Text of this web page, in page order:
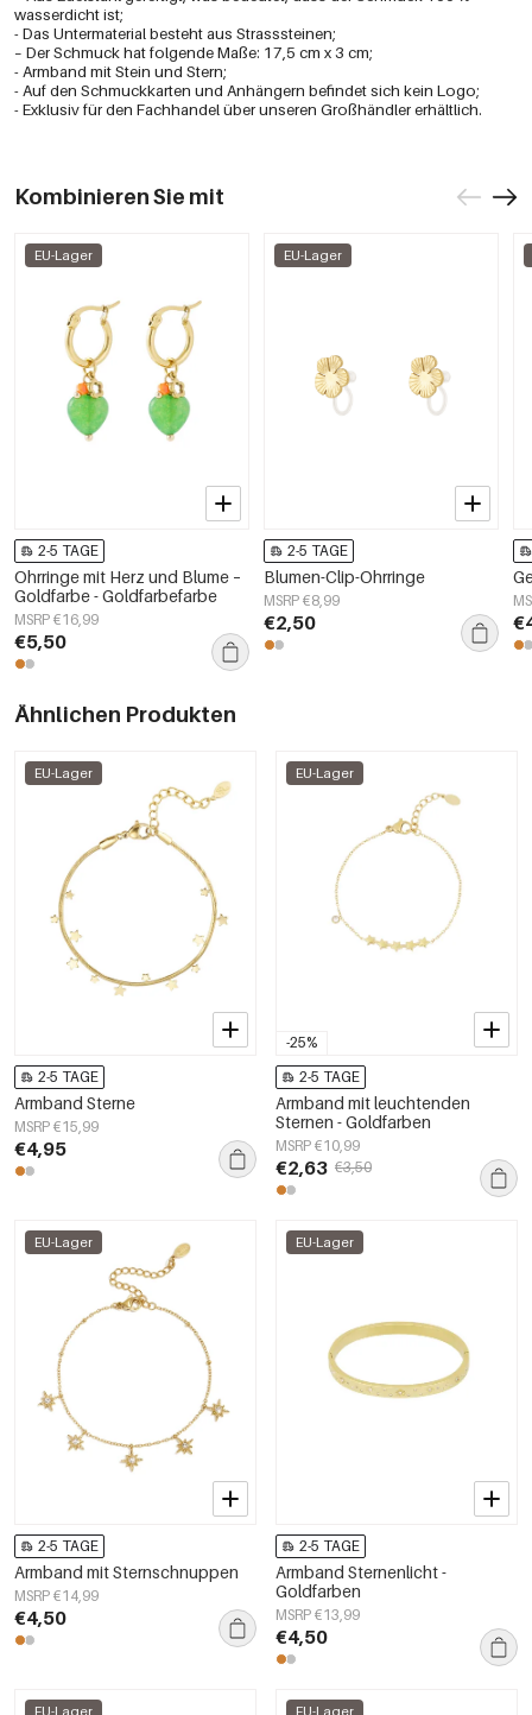
wasserdicht ist;
- Das Untermaterial besteht aus Strasssteinen;
– Der Schmuck hat folgende Maße: 17,5 cm x 3 cm;
- Armband mit Stein und Stern;
- Auf den Schmuckkarten und Anhängern befindet sich kein Logo;
- Exklusiv für den Fachhandel über unseren Großhändler erhältlich.
Kombinieren Sie mit
EU-Lager
2-5 TAGE
Ohrringe mit Herz und Blume –
Goldfarbe - Goldfarbefarbe
MSRP €16,99
€5,50
EU-Lager
2-5 TAGE
Blumen-Clip-Ohrringe
MSRP €8,99
€2,50
Ähnlichen Produkten
EU-Lager
2-5 TAGE
Armband Sterne
MSRP €15,99
€4,95
-25%
EU-Lager
2-5 TAGE
Armband mit leuchtenden
Sternen - Goldfarben
MSRP €10,99
€2,63 €3,50
EU-Lager
2-5 TAGE
Armband mit Sternschnuppen
MSRP €14,99
€4,50
EU-Lager
2-5 TAGE
Armband Sternenlicht -
Goldfarben
MSRP €13,99
€4,50
EU-Lager EU-Lager